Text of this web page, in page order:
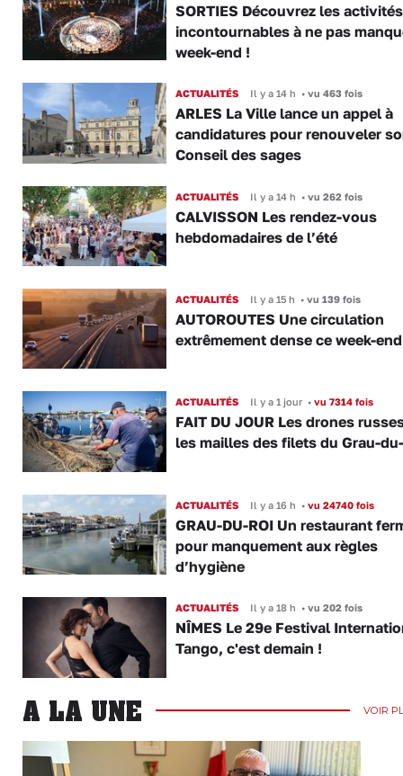
SORTIES Découvrez les activités
incontournables à ne pas
week-end !
ACTUALITÉS Il y a 14 h •vu 463 fois
ARLES La Ville lance un appel à
candidatures pour renouveler
Conseil des sages
ACTUALITÉS Il y a 14 h •vu 262 fois
CALVISSON Les rendez-vous
hebdomadaires de l’été
ACTUALITÉS Il y a 15 h •vu 139 fois
AUTOROUTES Une circulation
extrêmement dense ce week-end
ACTUALITÉS Il y a 1 jour •vu 7314 fois
FAIT DU JOUR Les drones
les mailles des filets du Grau-
ACTUALITÉS Il y a 16 h •vu 24740 fois
GRAU-DU-ROI Un restaurant
pour manquement aux règles
d’hygiène
ACTUALITÉS Il y a 18 h •vu 202 fois
NÎMES Le 29e Festival
Tango, c'est demain !
A LA UNE VOIR